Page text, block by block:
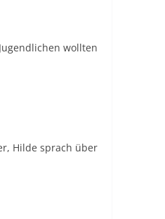
wollten
Hilde sprach über